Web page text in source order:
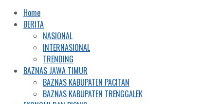
Home
BERITA
NASIONAL
INTERNASIONAL
TRENDING
BAZNAS JAWA TIMUR
BAZNAS KABUPATEN PACITAN
BAZNAS KABUPATEN TRENGGALEK